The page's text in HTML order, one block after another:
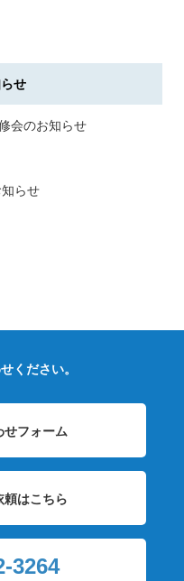
せ
会のお知らせ
らせ
ください。
せフォーム
頼はこちら
3264